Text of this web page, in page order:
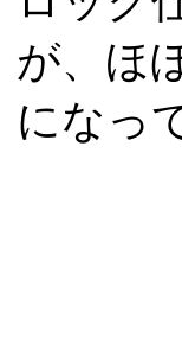
が、ほ
になっ